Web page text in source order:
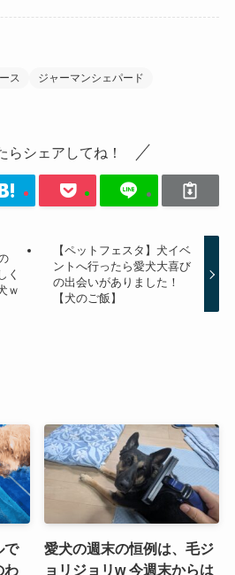
ス
ジャーマンシェパード
らシェアしてね！
く
ｗ
【ペットフェスタ】犬イベ
ントへ行ったら愛犬大喜び
の出会いがありました！
【犬のご飯】
で
わ
愛犬の週末の恒例は、毛ジ
ョリジョリw 今週末からは